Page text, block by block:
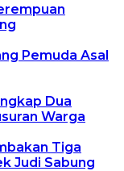
Pemuda Asal
Dua
Warga
Tiga
Judi Sabung